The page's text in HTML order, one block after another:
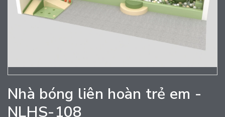
Nhà bóng liên hoàn trẻ em -
NLHS-108